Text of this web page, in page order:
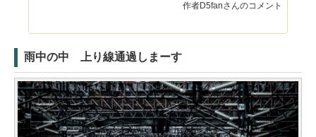
作者D5fanさんのコメント
雨中の中 上り線通過しまーす